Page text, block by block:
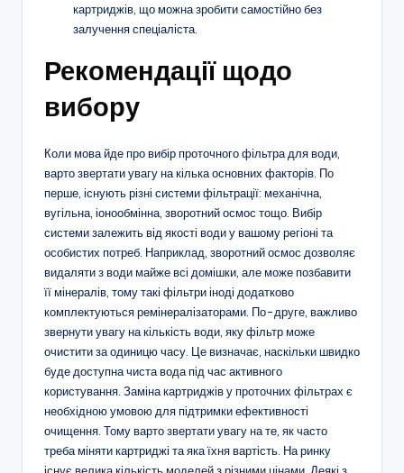
картриджів, що можна зробити самостійно без
залучення спеціаліста.
Рекомендації щодо
вибору
Коли мова йде про вибір проточного фільтра для води,
варто звертати увагу на кілька основних факторів. По
перше, існують різні системи фільтрації: механічна,
вугільна, іонообмінна, зворотний осмос тощо. Вибір
системи залежить від якості води у вашому регіоні та
особистих потреб. Наприклад, зворотний осмос дозволяє
видаляти з води майже всі домішки, але може позбавити
її мінералів, тому такі фільтри іноді додатково
комплектуються ремінералізаторами. По-друге, важливо
звернути увагу на кількість води, яку фільтр може
очистити за одиницю часу. Це визначає, наскільки швидко
буде доступна чиста вода під час активного
користування. Заміна картриджів у проточних фільтрах є
необхідною умовою для підтримки ефективності
очищення. Тому варто звертати увагу на те, як часто
треба міняти картриджі та яка їхня вартість. На ринку